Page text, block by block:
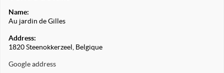
Name:
Au jardin de Gilles
Address:
1820 Steenokkerzeel, Belgique
Google address